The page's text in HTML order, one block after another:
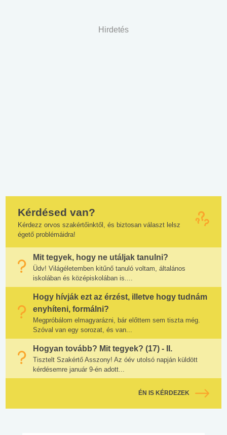
Hirdetés
Kérdésed van?
Kérdezz orvos szakértőinktől, és biztosan választ lelsz
égető problémáidra!
Mit tegyek, hogy ne utáljak tanulni?
Üdv! Világéletemben kitűnő tanuló voltam, általános
iskolában és középiskolában is....
Hogy hívják ezt az érzést, illetve hogy tudnám
enyhíteni, formálni?
Megpróbálom elmagyarázni, bár előttem sem tiszta még.
Szóval van egy sorozat, és van...
Hogyan tovább? Mit tegyek? (17) - II.
Tisztelt Szakértő Asszony! Az óév utolsó napján küldött
kérdésemre január 9-én adott...
ÉN IS KÉRDEZEK